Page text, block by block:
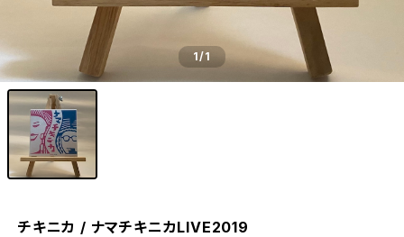
1/1
チキニカ / ナマチキニカLIVE2019